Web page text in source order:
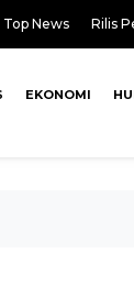
Top News Rilis
EKONOMI